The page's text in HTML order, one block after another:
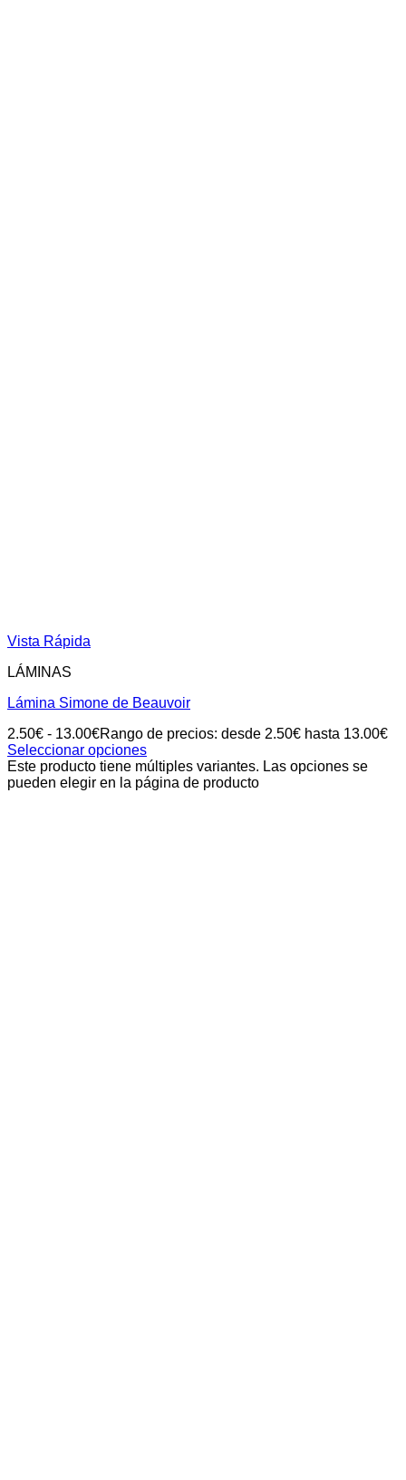
Vista Rápida
LÁMINAS
Lámina Simone de Beauvoir
2.50€ - 13.00€Rango de precios: desde 2.50€ hasta 13.00€
Seleccionar opciones
Este producto tiene múltiples variantes. Las opciones se
pueden elegir en la página de producto